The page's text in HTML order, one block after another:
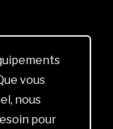
vous
nous
pour